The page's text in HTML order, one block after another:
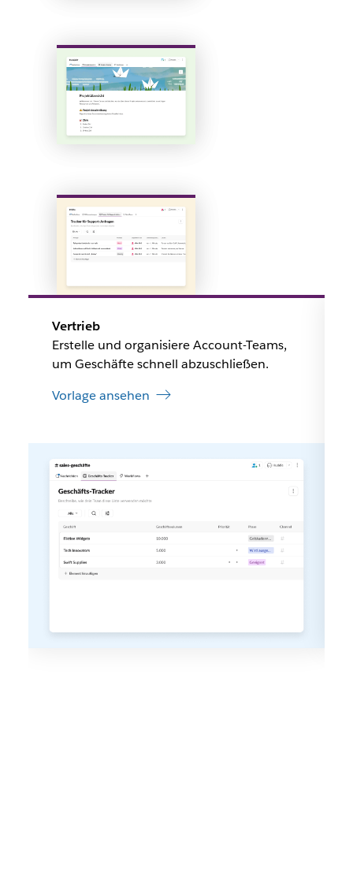
Vertrieb
Erstelle und organisiere Account-Teams,
um Geschäfte schnell abzuschließen.
Vorlage ansehen